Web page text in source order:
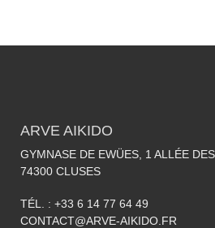
ARVE AIKIDO
GYMNASE DE EWÜES, 1 ALLÉE
74300 CLUSES
TÉL. : +33 6 14 77 64 49
CONTACT@ARVE-AIKIDO.FR